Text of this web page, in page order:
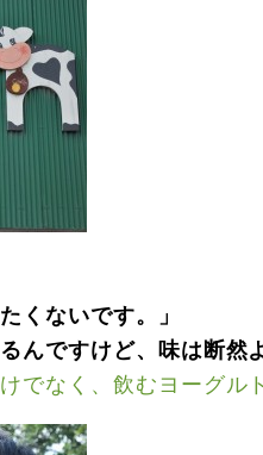
くないです。」
んですけど、味は断然
でなく、飲むヨーグル